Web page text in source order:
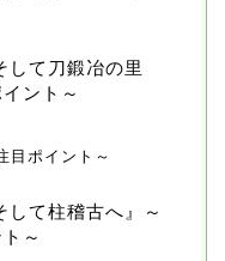
して刀鍛冶の里
ント～
目ポイント～
して柱稽古へ』～
～